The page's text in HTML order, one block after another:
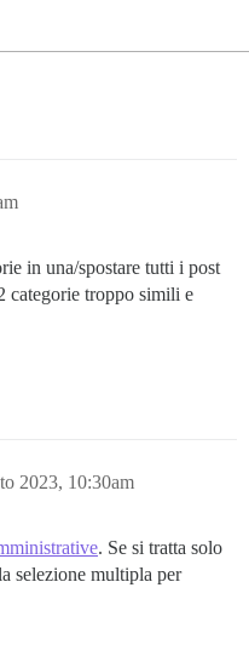
in una/spostare tutti i post
categorie troppo simili e
2023, 10:30am
. Se si tratta solo
selezione multipla per